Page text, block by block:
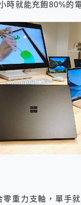
時就能充飽80%的
零重力支軸，單手